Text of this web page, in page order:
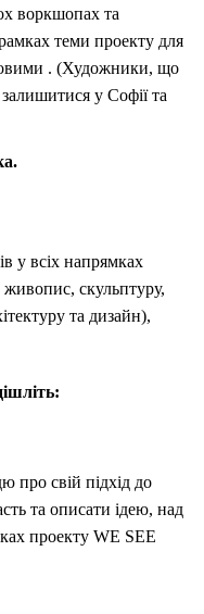
воркшопах та
теми проекту для
. (Художники, що
у Софії та
у всіх напрямках
скульптуру,
та дизайн),
про свій підхід до
та описати ідею, над
проекту WE SEE